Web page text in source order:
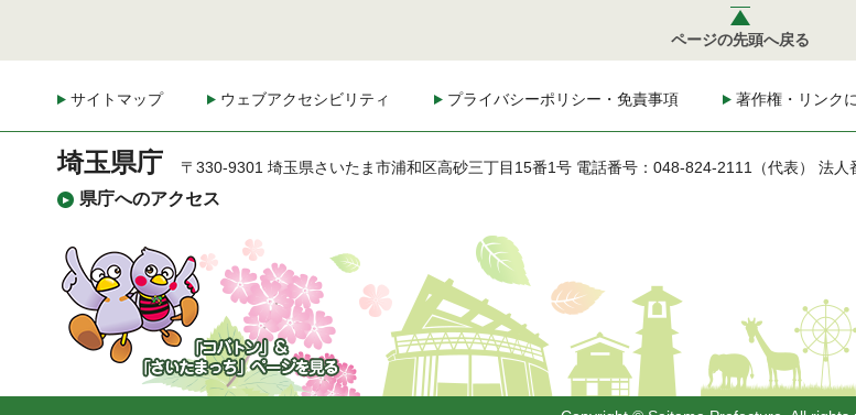
ページの先頭へ戻る
サイトマップ ウェブアクセシビリティ プライバシーポリシー・免責事項 著作権・リンク
埼玉県庁
県庁へのアクセス
〒330-9301 埼玉県さいたま市浦和区高砂三丁目15番1号 電話番号：048-824-2111（代表） 法人
「コバトン」&「さいた
まっち」